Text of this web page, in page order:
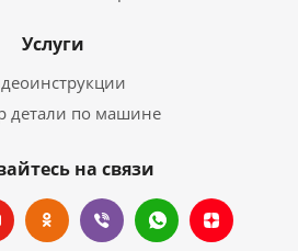
Услуги
детали по машине
на связи